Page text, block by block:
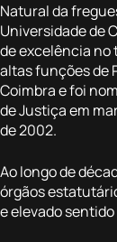
Natural da
Universidade de
de excelência no
altas funções de
Coimbra e foi
de Justiça em
de 2002.
Ao longo de
órgãos
e elevado